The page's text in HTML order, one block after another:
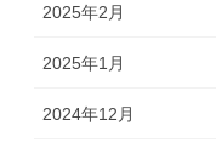
2025年2月
2025年1月
2024年12月